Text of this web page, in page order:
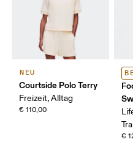
NEU
Courtside Polo Terry
Freizeit, Alltag
€ 110,00
€